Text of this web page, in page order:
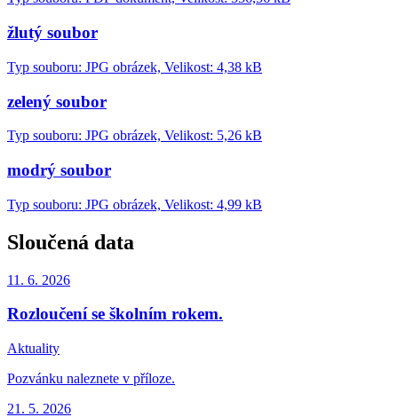
žlutý soubor
Typ souboru: JPG obrázek, Velikost: 4,38 kB
zelený soubor
Typ souboru: JPG obrázek, Velikost: 5,26 kB
modrý soubor
Typ souboru: JPG obrázek, Velikost: 4,99 kB
Sloučená data
11. 6. 2026
Rozloučení se školním rokem.
Aktuality
Pozvánku naleznete v příloze.
21. 5. 2026